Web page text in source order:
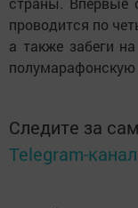
проводится по
а также забеги
Следите за
Telegram-